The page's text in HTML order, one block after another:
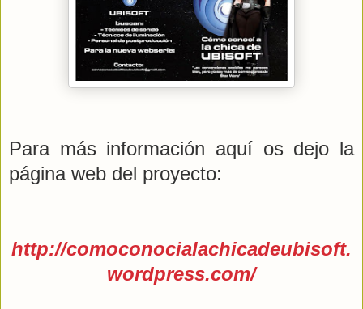
Para más información aquí os dejo la
página web del proyecto:
http://comoconocialachicadeubisoft.
wordpress.com/